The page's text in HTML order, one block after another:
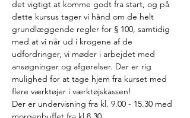
det vigtigt at komme godt fra start, og på
dette kursus tager vi hånd om de helt
grundlæggende regler for § 100, samtidig
med at vi når ud i krogene af de
udfordringer, vi møder i arbejdet med
ansøgninger og afgørelser. Der er rig
mulighed for at tage hjem fra kurset med
flere værktøjer i værktøjskassen!
Der er undervisning fra kl. 9.00 - 15.30 med